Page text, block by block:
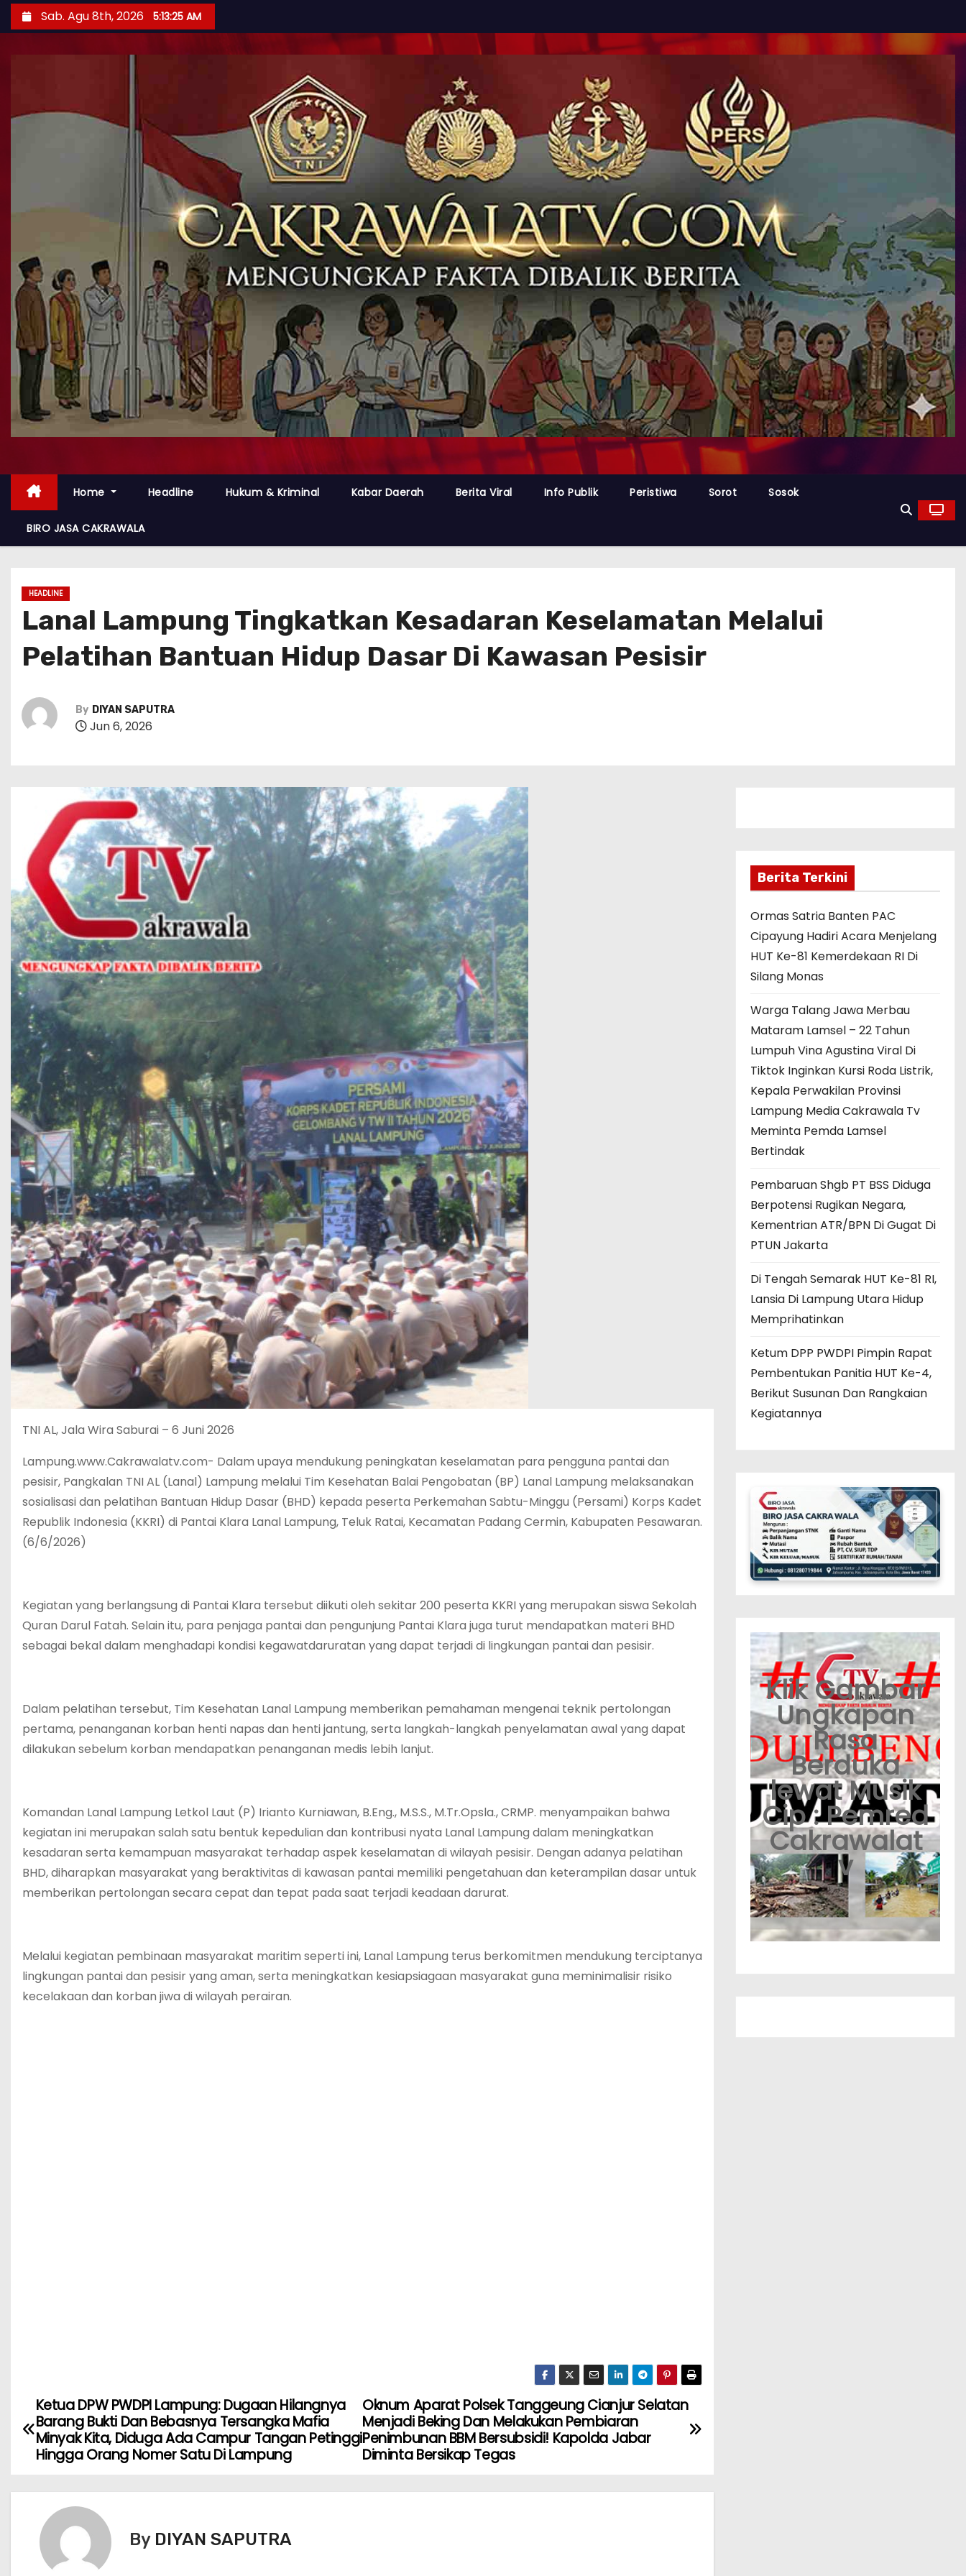
Sab. Agu 8th, 2026 5:13:27 AM
Home Headline Hukum & Kriminal Kabar Daerah Berita Viral Info Publik Peristiwa Sorot Sosok
BIRO JASA CAKRAWALA
HEADLINE
Lanal Lampung Tingkatkan Kesadaran Keselamatan Melalui
Pelatihan Bantuan Hidup Dasar Di Kawasan Pesisir
By DIYAN SAPUTRA
Jun 6, 2026
TNI AL, Jala Wira Saburai – 6 Juni 2026
Lampung.www.Cakrawalatv.com- Dalam upaya mendukung peningkatan keselamatan para pengguna pantai dan
pesisir, Pangkalan TNI AL (Lanal) Lampung melalui Tim Kesehatan Balai Pengobatan (BP) Lanal Lampung melaksanakan
sosialisasi dan pelatihan Bantuan Hidup Dasar (BHD) kepada peserta Perkemahan Sabtu-Minggu (Persami) Korps Kadet
Republik Indonesia (KKRI) di Pantai Klara Lanal Lampung, Teluk Ratai, Kecamatan Padang Cermin, Kabupaten Pesawaran.
(6/6/2026)
Kegiatan yang berlangsung di Pantai Klara tersebut diikuti oleh sekitar 200 peserta KKRI yang merupakan siswa Sekolah
Quran Darul Fatah. Selain itu, para penjaga pantai dan pengunjung Pantai Klara juga turut mendapatkan materi BHD
sebagai bekal dalam menghadapi kondisi kegawatdaruratan yang dapat terjadi di lingkungan pantai dan pesisir.
Dalam pelatihan tersebut, Tim Kesehatan Lanal Lampung memberikan pemahaman mengenai teknik pertolongan
pertama, penanganan korban henti napas dan henti jantung, serta langkah-langkah penyelamatan awal yang dapat
dilakukan sebelum korban mendapatkan penanganan medis lebih lanjut.
Komandan Lanal Lampung Letkol Laut (P) Irianto Kurniawan, B.Eng., M.S.S., M.Tr.Opsla., CRMP. menyampaikan bahwa
kegiatan ini merupakan salah satu bentuk kepedulian dan kontribusi nyata Lanal Lampung dalam meningkatkan
kesadaran serta kemampuan masyarakat terhadap aspek keselamatan di wilayah pesisir. Dengan adanya pelatihan
BHD, diharapkan masyarakat yang beraktivitas di kawasan pantai memiliki pengetahuan dan keterampilan dasar untuk
memberikan pertolongan secara cepat dan tepat pada saat terjadi keadaan darurat.
Melalui kegiatan pembinaan masyarakat maritim seperti ini, Lanal Lampung terus berkomitmen mendukung terciptanya
lingkungan pantai dan pesisir yang aman, serta meningkatkan kesiapsiagaan masyarakat guna meminimalisir risiko
kecelakaan dan korban jiwa di wilayah perairan.
Oknum Aparat Polsek Tanggeung Cianjur Selatan
Menjadi Beking Dan Melakukan Pembiaran
Penimbunan BBM Bersubsidi! Kapolda Jabar
Diminta Bersikap Tegas
Ketua DPW PWDPI Lampung: Dugaan Hilangnya
Barang Bukti Dan Bebasnya Tersangka Mafia
Minyak Kita, Diduga Ada Campur Tangan Petinggi
Hingga Orang Nomer Satu Di Lampung
By DIYAN SAPUTRA
Berita Terkini
Ormas Satria Banten PAC
Cipayung Hadiri Acara Menjelang
HUT Ke-81 Kemerdekaan RI Di
Silang Monas
Warga Talang Jawa Merbau
Mataram Lamsel – 22 Tahun
Lumpuh Vina Agustina Viral Di
Tiktok Inginkan Kursi Roda Listrik,
Kepala Perwakilan Provinsi
Lampung Media Cakrawala Tv
Meminta Pemda Lamsel
Bertindak
Pembaruan Shgb PT BSS Diduga
Berpotensi Rugikan Negara,
Kementrian ATR/BPN Di Gugat Di
PTUN Jakarta
Di Tengah Semarak HUT Ke-81 RI,
Lansia Di Lampung Utara Hidup
Memprihatinkan
Ketum DPP PWDPI Pimpin Rapat
Pembentukan Panitia HUT Ke-4,
Berikut Susunan Dan Rangkaian
Kegiatannya
Klik Gambar
Ungkapan
Rasa
Berduka
lewat Musik
Cip : Pemred
Cakrawalat
v